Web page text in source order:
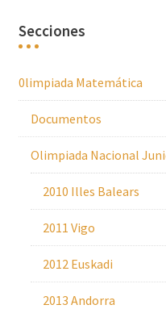
Secciones
0limpiada Matemática
Documentos
Olimpiada Nacional
2010 Illes Balears
2011 Vigo
2012 Euskadi
2013 Andorra